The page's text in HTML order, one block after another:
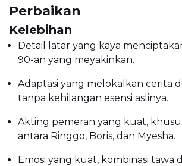
Perbaikan
Kelebihan
Detail latar yang kaya
90-an yang meyakinkan.
Adaptasi yang melokalkan cerita
tanpa kehilangan esensi aslinya.
Akting pemeran yang kuat,
antara Ringgo, Boris, dan Myesha.
Emosi yang kuat, kombinasi tawa